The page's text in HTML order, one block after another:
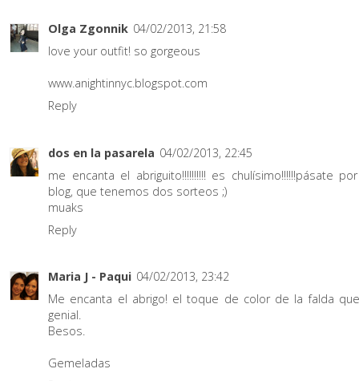
Olga Zgonnik 04/02/2013, 21:58
love your outfit! so gorgeous
www.anightinnyc.blogspot.com
Reply
dos en la pasarela 04/02/2013, 22:45
me encanta el abriguito!!!!!!!!!! es chulísimo!!!!!!pásate
blog, que tenemos dos sorteos ;)
muaks
Reply
Maria J - Paqui 04/02/2013, 23:42
Me encanta el abrigo! el toque de color de la falda
genial.
Besos.
Gemeladas